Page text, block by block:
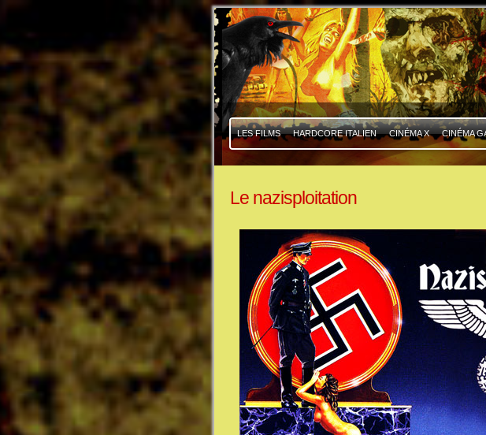
LES FILMS HARDCORE ITALIEN CINÉMA X CINÉMA
Le nazisploitation